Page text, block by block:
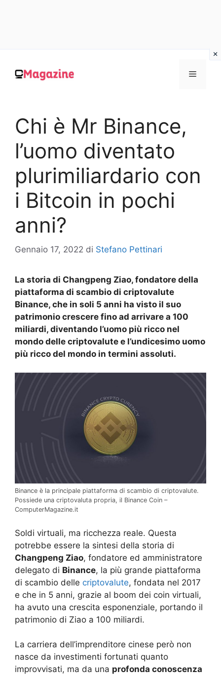
contenuto
MENU
Chi è Mr Binance,
l’uomo diventato
plurimiliardario con
i Bitcoin in pochi
anni?
Gennaio 17, 2022 di Stefano Pettinari
La storia di Changpeng Ziao, fondatore della
piattaforma di scambio di criptovalute
Binance, che in soli 5 anni ha visto il suo
patrimonio crescere fino ad arrivare a 100
miliardi, diventando l’uomo più ricco nel
mondo delle criptovalute e l’undicesimo uomo
più ricco del mondo in termini assoluti.
Binance è la principale piattaforma di scambio di criptovalute.
Possiede una criptovaluta propria, il Binance Coin –
ComputerMagazine.it
Soldi virtuali, ma ricchezza reale. Questa
potrebbe essere la sintesi della storia di
Changpeng Ziao, fondatore ed amministratore
delegato di Binance, la più grande piattaforma
di scambio delle criptovalute, fondata nel 2017
e che in 5 anni, grazie al boom dei coin virtuali,
ha avuto una crescita esponenziale, portando il
patrimonio di Ziao a 100 miliardi.
La carriera dell’imprenditore cinese però non
nasce da investimenti fortunati quanto
improvvisati, ma da una profonda conoscenza